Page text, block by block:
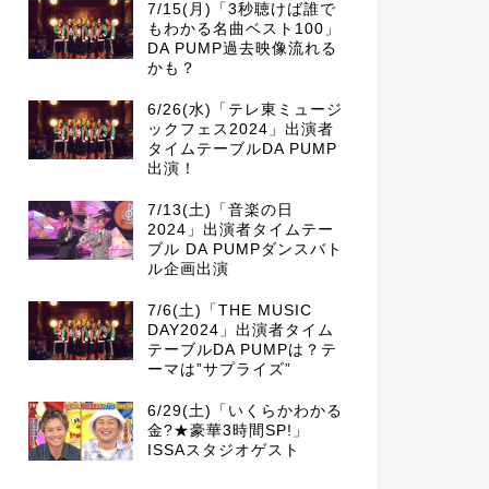
7/15(月)「3秒聴けば誰で
もわかる名曲ベスト100」
DA PUMP過去映像流れる
かも？
6/26(水)「テレ東ミュージ
ックフェス2024」出演者
タイムテーブルDA PUMP
出演！
7/13(土)「音楽の日
2024」出演者タイムテー
ブル DA PUMPダンスバト
ル企画出演
7/6(土)「THE MUSIC
DAY2024」出演者タイム
テーブルDA PUMPは？テ
ーマは”サプライズ”
6/29(土)「いくらかわかる
金?★豪華3時間SP!」
ISSAスタジオゲスト